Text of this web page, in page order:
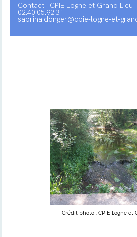
Contact : CPIE Logne et Grand Lieu
02.40.05.92.31
sabrina.donger@cpie-logne-et-
Crédit photo : CPIE Logne et